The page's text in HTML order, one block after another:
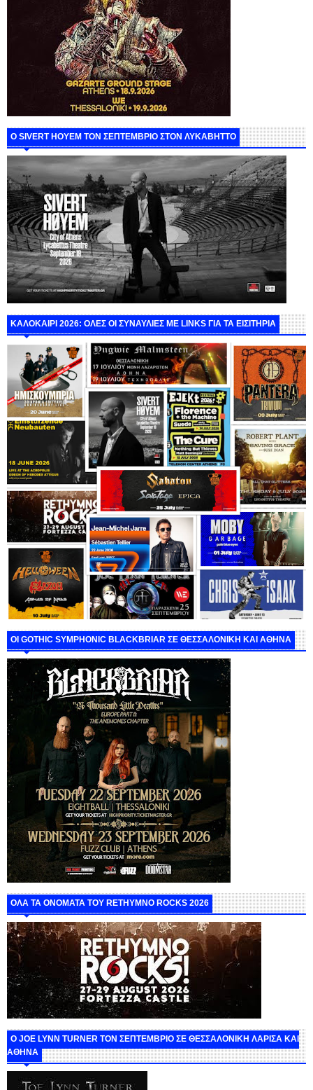
Ο SIVERT HOYEM ΤΟΝ ΣΕΠΤΕΜΒΡΙΟ ΣΤΟΝ ΛΥΚΑΒΗΤΤΟ
ΚΑΛΟΚΑΙΡΙ 2026: ΟΛΕΣ ΟΙ ΣΥΝΑΥΛΙΕΣ ΜΕ LINKS ΓΙΑ ΤΑ ΕΙΣΙΤΗΡΙΑ
ΟΙ GOTHIC SYMPHONIC BLACKBRIAR ΣΕ ΘΕΣΣΑΛΟΝΙΚΗ ΚΑΙ ΑΘΗΝΑ
ΟΛΑ ΤΑ ΟΝΟΜΑΤΑ ΤΟΥ RETHYMNO ROCKS 2026
O JOE LYNN TURNER ΤΟΝ ΣΕΠΤΕΜΒΡΙΟ ΣΕ ΘΕΣΣΑΛΟΝΙΚΗ ΛΑΡΙΣΑ ΚΑΙ
ΑΘΗΝΑ